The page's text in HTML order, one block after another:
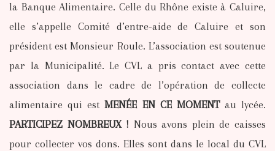
la Banque Alimentaire. Celle du Rhône existe à Caluire,
elle s’appelle Comité d’entre-aide de Caluire et son
président est Monsieur Roule. L’association est soutenue
par la Municipalité. Le CVL a pris contact avec cette
association dans le cadre de l’opération de collecte
alimentaire qui estMENÉE EN CE MOMENTau lycée.
PARTICIPEZ NOMBREUX ! Nous avons plein de caisses
pour collecter vos dons. Elles sont dans le local du CVL